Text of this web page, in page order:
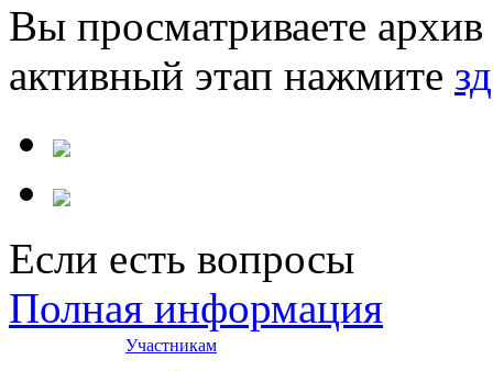
Вы просматриваете
активный этап нажмите
Если есть вопросы
Полная информация
Участникам